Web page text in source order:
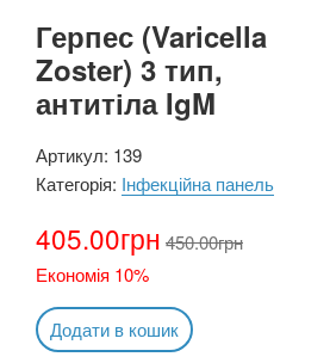
Герпес (Varicella
Zoster) 3 тип,
антитіла IgM
Артикул: 139
Категорія: Інфекційна панель
405.00грн 450.00грн
Економія 10%
Додати в кошик